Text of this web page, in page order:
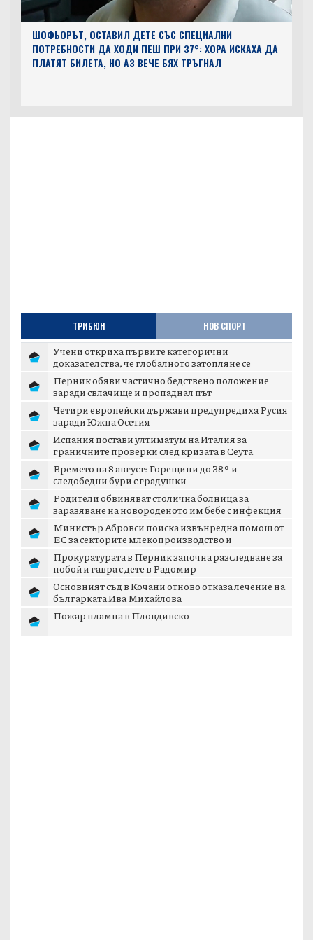
ШОФЬОРЪТ, ОСТАВИЛ ДЕТЕ СЪС СПЕЦИАЛНИ
ПОТРЕБНОСТИ ДА ХОДИ ПЕШ ПРИ 37°: ХОРА ИСКАХА ДА
ПЛАТЯТ БИЛЕТА, НО АЗ ВЕЧЕ БЯХ ТРЪГНАЛ
ТРИБЮН НОВ СПОРТ
Учени откриха първите категорични
доказателства, че глобалното затопляне се
Перник обяви частично бедствено положение
заради свлачище и пропаднал път
Четири европейски държави предупредиха Русия
заради Южна Осетия
Испания постави ултиматум на Италия за
граничните проверки след кризата в Сеута
Времето на 8 август: Горещини до 38° и
следобедни бури с градушки
Родители обвиняват столична болница за
заразяване на новороденото им бебе с инфекция
Министър Абровси поиска извънредна помощ от
ЕС за секторите млекопроизводство и
Прокуратурата в Перник започна разследване за
побой и гавра с дете в Радомир
Основният съд в Кочани отново отказа лечение на
българката Ива Михайлова
Пожар пламна в Пловдивско